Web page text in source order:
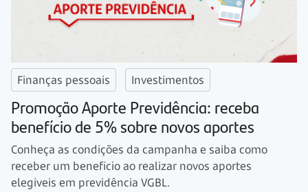
Finanças pessoais Investimentos
Promoção Aporte Previdência: receba
benefício de 5% sobre novos aportes
Conheça as condições da campanha e saiba como
receber um benefício ao realizar novos aportes
elegíveis em previdência VGBL.